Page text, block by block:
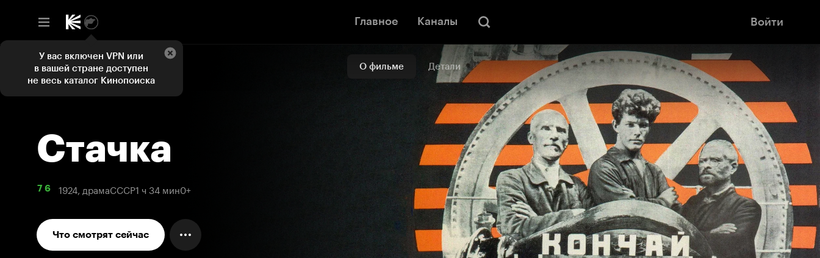
Главное Каналы Войти
О фильме Детали
Стачка
7 6 1924, драмаСССР1 ч 34 мин0+
Что смотрят сейчас
У вас включен VPN или
в вашей стране доступен
не весь каталог Кинопоиска